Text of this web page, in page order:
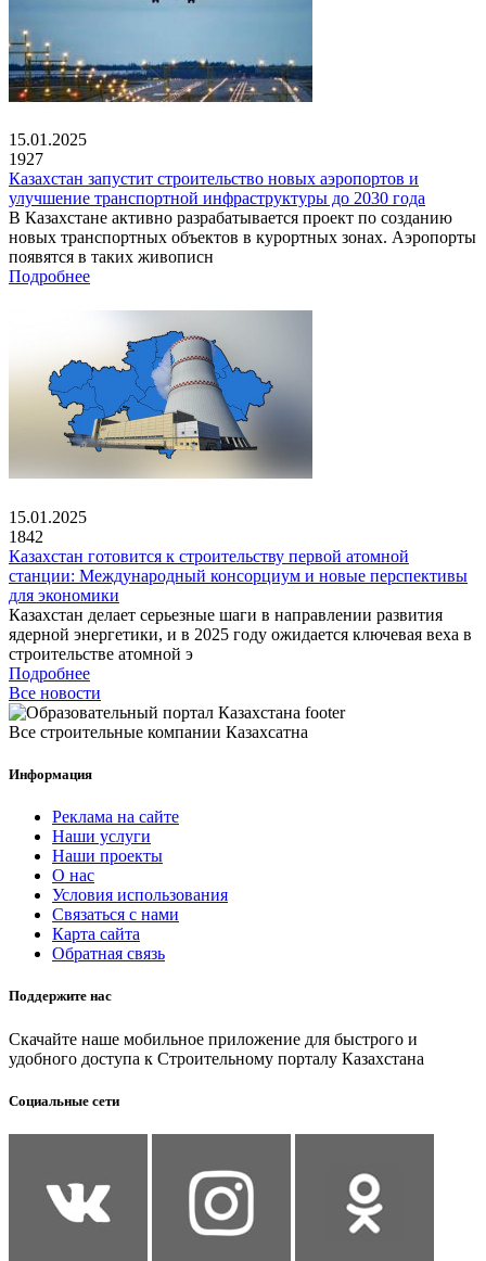
15.01.2025
1927
Казахстан запустит строительство новых аэропортов и
улучшение транспортной инфраструктуры до 2030 года
В Казахстане активно разрабатывается проект по созданию
новых транспортных объектов в курортных зонах. Аэропорты
появятся в таких живописн
Подробнее
15.01.2025
1842
Казахстан готовится к строительству первой атомной
станции: Международный консорциум и новые перспективы
для экономики
Казахстан делает серьезные шаги в направлении развития
ядерной энергетики, и в 2025 году ожидается ключевая веха в
строительстве атомной э
Подробнее
Все новости
Все строительные компании Казахсатна
Информация
Реклама на сайте
Наши услуги
Наши проекты
О нас
Условия использования
Связаться с нами
Карта сайта
Обратная связь
Поддержите нас
Скачайте наше мобильное приложение для быстрого и
удобного доступа к Строительному порталу Казахстана
Социальные сети